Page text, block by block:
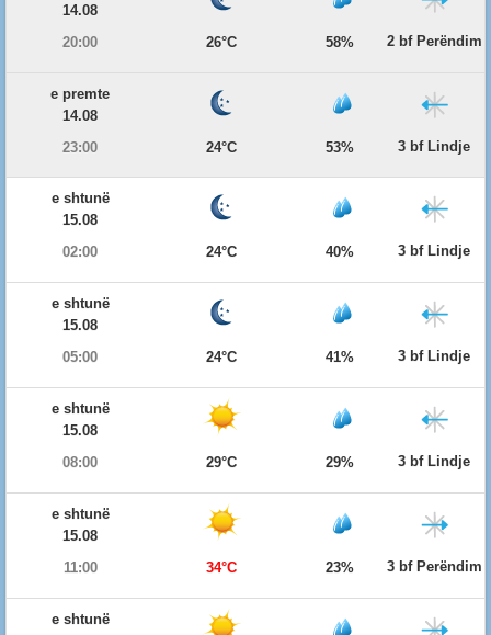
14.08
20:00
26°C 58% 2 bf Perëndim
e premte
14.08
23:00
24°C 53% 3 bf Lindje
e shtunë
15.08
02:00
24°C 40% 3 bf Lindje
e shtunë
15.08
05:00
24°C 41% 3 bf Lindje
e shtunë
15.08
08:00
29°C 29% 3 bf Lindje
e shtunë
15.08
11:00
34°C 23% 3 bf Perëndim
e shtunë